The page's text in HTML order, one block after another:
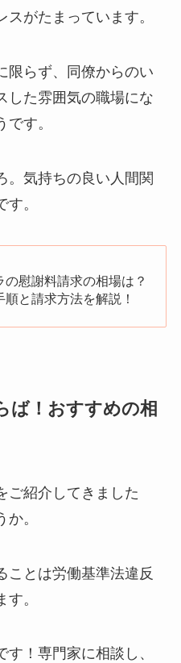
がたまっています。
限らず、同僚からのい
した雰囲気の職場にな
す。
。気持ちの良い人間関
。
の慰謝料請求の相場は？
順と請求方法を解説！
ば！おすすめの相
ご紹介してきました
。
ことは労働基準法違反
。
！専門家に相談し、